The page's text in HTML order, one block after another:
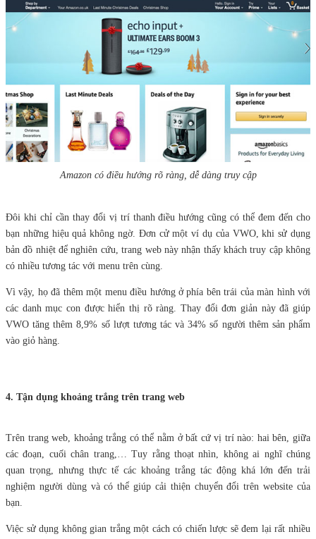
Amazon có điều hướng rõ ràng, dễ dàng truy cập
Đôi khi chỉ cần thay đổi vị trí thanh điều hướng cũng có thể đem đến cho
bạn những hiệu quả không ngờ. Đơn cử một ví dụ của VWO, khi sử dụng
bản đồ nhiệt để nghiên cứu, trang web này nhận thấy khách truy cập không
có nhiều tương tác với menu trên cùng.
Vì vậy, họ đã thêm một menu điều hướng ở phía bên trái của màn hình với
các danh mục con được hiển thị rõ ràng. Thay đổi đơn giản này đã giúp
VWO tăng thêm 8,9% số lượt tương tác và 34% số người thêm sản phẩm
vào giỏ hàng.
4. Tận dụng khoảng trắng trên trang web
Trên trang web, khoảng trắng có thể nằm ở bất cứ vị trí nào: hai bên, giữa
các đoạn, cuối chân trang,… Tuy rằng thoạt nhìn, không ai nghĩ chúng
quan trọng, nhưng thực tế các khoảng trắng tác động khá lớn đến trải
nghiệm người dùng và có thể giúp cải thiện chuyển đổi trên website của
bạn.
Việc sử dụng không gian trắng một cách có chiến lược sẽ đem lại rất nhiều